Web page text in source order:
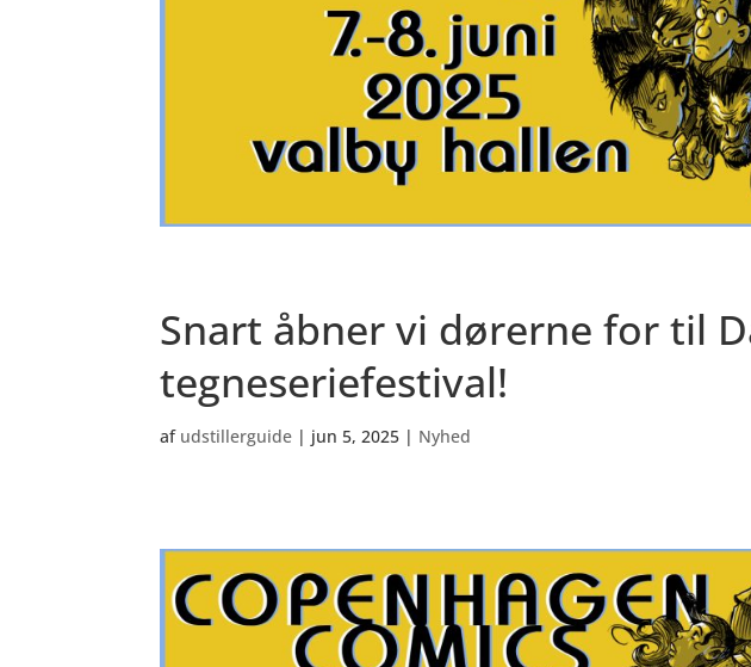
Snart åbner vi dørerne for til
tegneseriefestival!
af udstillerguide | jun 5, 2025 | Nyhed